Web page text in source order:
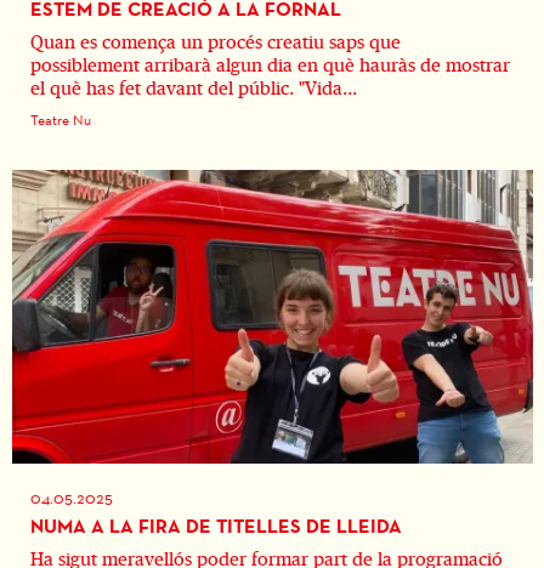
ESTEM DE CREACIÓ A LA FORNAL
Quan es comença un procés creatiu saps que
possiblement arribarà algun dia en què hauràs de mostrar
el què has fet davant del públic. "Vida...
Teatre Nu
04.05.2025
NUMA A LA FIRA DE TITELLES DE LLEIDA
Ha sigut meravellós poder formar part de la programació